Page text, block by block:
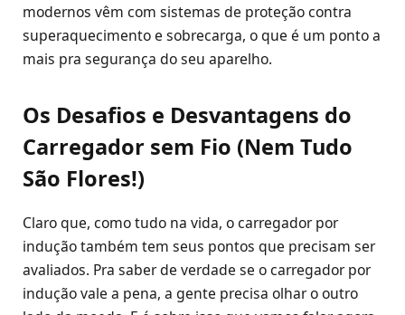
modernos vêm com sistemas de proteção contra
superaquecimento e sobrecarga, o que é um ponto a
mais pra segurança do seu aparelho.
Os Desafios e Desvantagens do
Carregador sem Fio (Nem Tudo
São Flores!)
Claro que, como tudo na vida, o carregador por
indução também tem seus pontos que precisam ser
avaliados. Pra saber de verdade se o carregador por
indução vale a pena, a gente precisa olhar o outro